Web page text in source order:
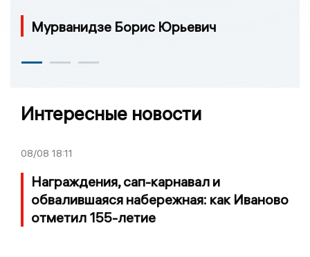
Мурванидзе Борис Юрьевич
Интересные новости
08/08 18:11
Награждения, сап-карнавал и
обвалившаяся набережная: как Иваново
отметил 155-летие